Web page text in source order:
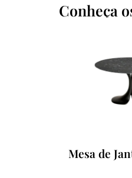
Conheça
Mesa de